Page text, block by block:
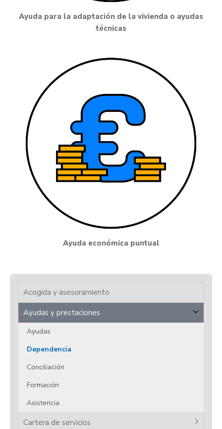
Ayuda para la adaptación de la vivienda o ayudas
técnicas
Ayuda económica puntual
Acogida y asesoramiento
Ayudas y prestaciones
Ayudas
Dependencia
Conciliación
Formación
Asistencia
Cartera de servicios